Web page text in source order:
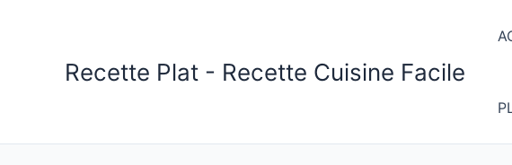
Recette Plat - Recette Cuisine Facile